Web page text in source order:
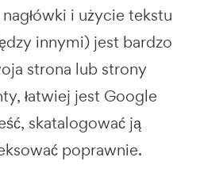
i użycie tekstu
innymi) jest bardzo
strona lub strony
łatwiej jest Google
skatalogować ją
poprawnie.